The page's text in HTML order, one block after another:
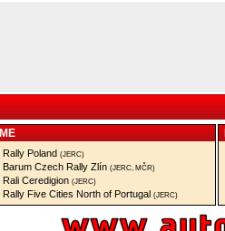
ME
Rally Poland (JERC)
Barum Czech Rally Zlín (JERC, MČR)
Rali Ceredigion (JERC)
Rally Five Cities North of Portugal (JERC)